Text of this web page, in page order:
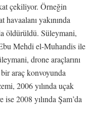
çekiliyor. Örneğin
yakınında
öldürüldü. Süleymani,
Mehdi el-Muhandis ile
drone araçlarını
araç konvoyunda
2006 yılında uçak
2008 yılında Şam’da